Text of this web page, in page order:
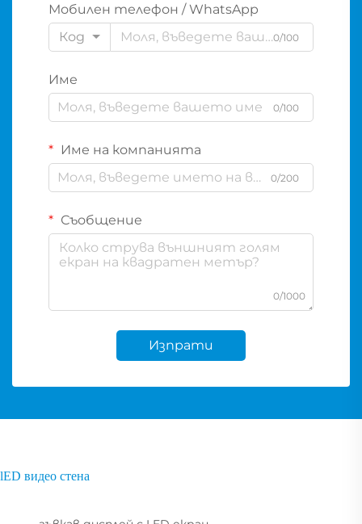
Мобилен телефон / WhatsApp
Код
0/100
Име
0/100
Име на компанията
0/200
Съобщение
0/1000
Изпрати
lED видео стена